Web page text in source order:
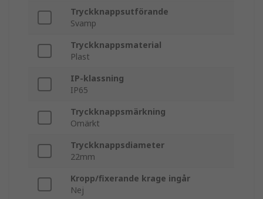
Tryckknappsutförande
Svamp
Tryckknappsmaterial
Plast
IP-klassning
IP65
Tryckknappsmärkning
Omärkt
Tryckknappsdiameter
22mm
Kropp/fixerande krage ingår
Nej